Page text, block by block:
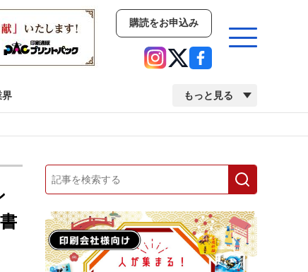
購読をお申込み
界 もっと見る
イベント
業界 市場・統計 人事・移転・異動・訃報